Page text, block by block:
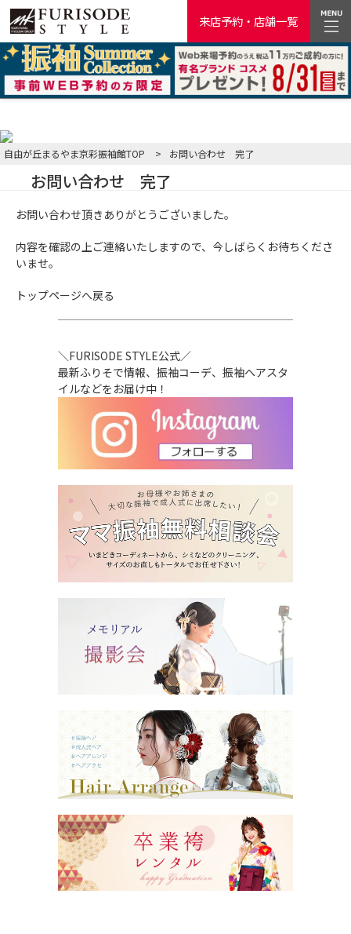
来店予約・店舗一覧
自由が丘まるやま京彩振袖館TOP > お問い合わせ 完了
お問い合わせ 完了
お問い合わせ頂きありがとうございました。
内容を確認の上ご連絡いたしますので、今しばらくお待ちくださ
いませ。
トップページへ戻る
＼FURISODE STYLE公式／
最新ふりそで情報、振袖コーデ、振袖ヘアスタ
イルなどをお届け中！